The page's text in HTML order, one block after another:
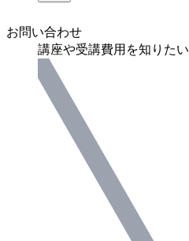
お問い合わせ
講座や受講費用を知りたい